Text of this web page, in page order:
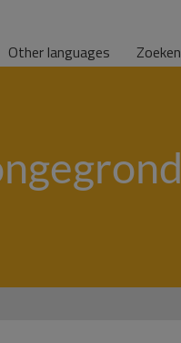
Other languages Zoeken